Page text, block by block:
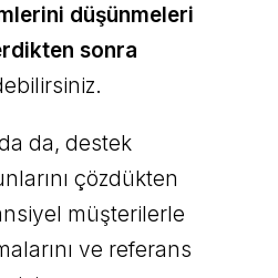
düşünmeleri
sonra
da, destek
çözdükten
müşterilerle
ve referans